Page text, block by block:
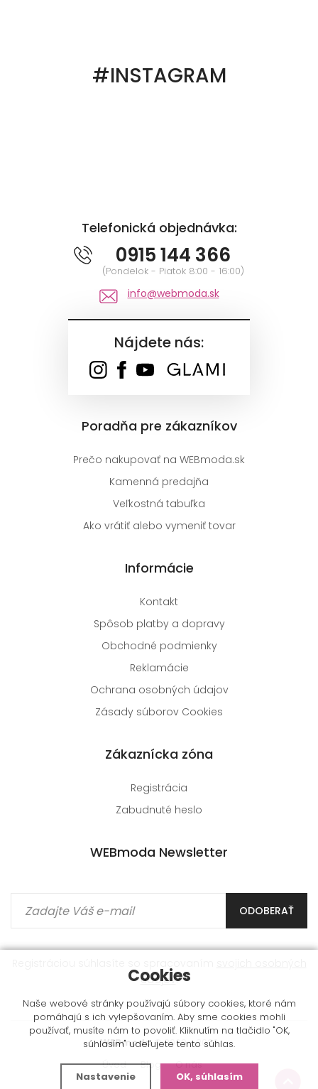
#INSTAGRAM
Telefonická objednávka:
0915 144 366
(Pondelok - Piatok 8:00 - 16:00)
info@webmoda.sk
Nájdete nás:
Poradňa pre zákazníkov
Prečo nakupovať na WEBmoda.sk
Kamenná predajňa
Veľkostná tabuľka
Ako vrátiť alebo vymeniť tovar
Informácie
Kontakt
Spôsob platby a dopravy
Obchodné podmienky
Reklamácie
Ochrana osobných údajov
Zásady súborov Cookies
Zákaznícka zóna
Registrácia
Zabudnuté heslo
WEBmoda Newsletter
ODOBERAŤ
údajov.
WEBmoda© 2009 - 2026
Úvod
Blog O nás
Cookies
Naše webové stránky používajú súbory cookies, ktoré nám
pomáhajú s ich vylepšovaním. Aby sme cookies mohli
používať, musíte nám to povoliť. Kliknutím na tlačidlo "OK,
súhlasím" udeľujete tento súhlas.
Nastavenie OK, súhlasím